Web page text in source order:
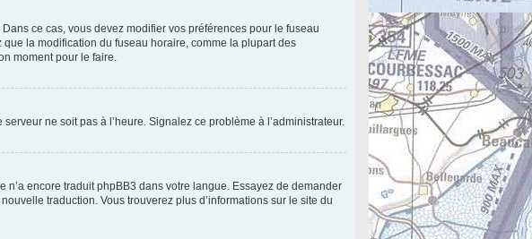
ce cas, vous devez modifier vos préférences pour le fuseau
la modification du fuseau horaire, comme la plupart des
moment pour le faire.
ne soit pas à l’heure. Signalez ce problème à l’administrateur.
encore traduit phpBB3 dans votre langue. Essayez de demander
traduction. Vous trouverez plus d’informations sur le site du